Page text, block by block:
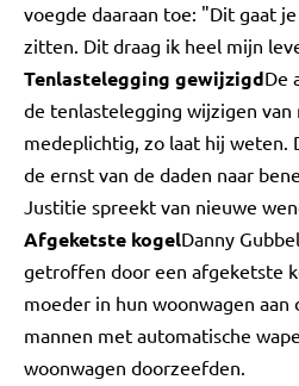
voegde daaraan toe: "Dit gaat
zitten. Dit draag ik heel mijn
Tenlastelegging gewijzigdDe
de tenlastelegging wijzigen van
medeplichtig, zo laat hij weten.
de ernst van de daden naar
Justitie spreekt van nieuwe
Afgeketste kogelDanny
getroffen door een afgeketste
moeder in hun woonwagen aan
mannen met automatische
woonwagen doorzeefden.